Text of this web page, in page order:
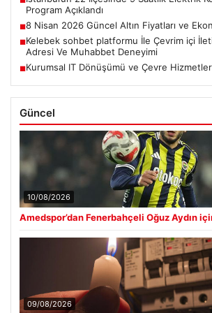
Program Açıklandı
■8 Nisan 2026 Güncel Altın Fiyatları ve
■Kelebek sohbet platformu İle Çevrim içi
Adresi Ve Muhabbet Deneyimi
■Kurumsal IT Dönüşümü ve Çevre
Güncel
10/08/2026
Amedspor’dan Fenerbahçeli Oğuz Aydın
09/08/2026